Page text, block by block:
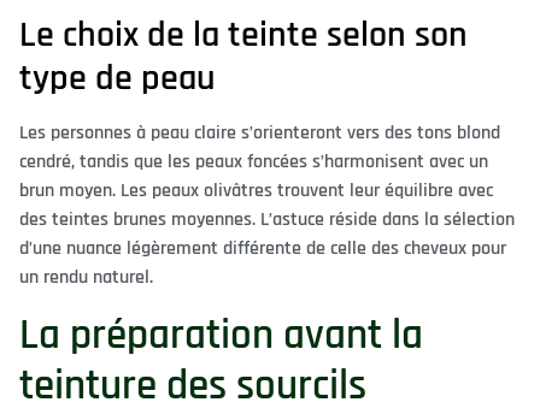
Le choix de la teinte selon son
type de peau
Les personnes à peau claire s’orienteront vers des tons blond
cendré, tandis que les peaux foncées s’harmonisent avec un
brun moyen. Les peaux olivâtres trouvent leur équilibre avec
des teintes brunes moyennes. L’astuce réside dans la sélection
d’une nuance légèrement différente de celle des cheveux pour
un rendu naturel.
La préparation avant la
teinture des sourcils